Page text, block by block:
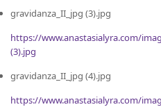
gravidanza_II_jpg (3).jpg
https://www.anastasialyra.com/
(3).jpg
gravidanza_II_jpg (4).jpg
https://www.anastasialyra.com/